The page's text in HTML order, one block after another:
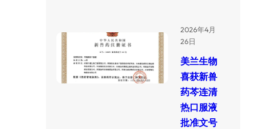
2026年4月
26日
美兰生物
喜获新兽
药芩连清
热口服液
批准文号